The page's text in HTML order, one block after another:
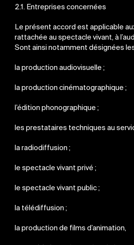
2.1. Entreprises concernées
Le présent accord est applicable
rattachée au spectacle vivant, à
Sont ainsi notamment désignées
la production audiovisuelle ;
la production cinématographique ;
l’édition phonographique ;
les prestataires techniques au
la radiodiffusion ;
le spectacle vivant privé ;
le spectacle vivant public ;
la télédiffusion ;
la production de films d’animation,